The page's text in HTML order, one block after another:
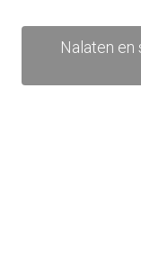
Nalaten en